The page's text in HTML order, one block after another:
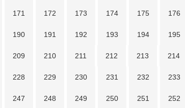
171 172 173 174 175 176
190 191 192 193 194 195
209 210 211 212 213 214
228 229 230 231 232 233
247 248 249 250 251 252